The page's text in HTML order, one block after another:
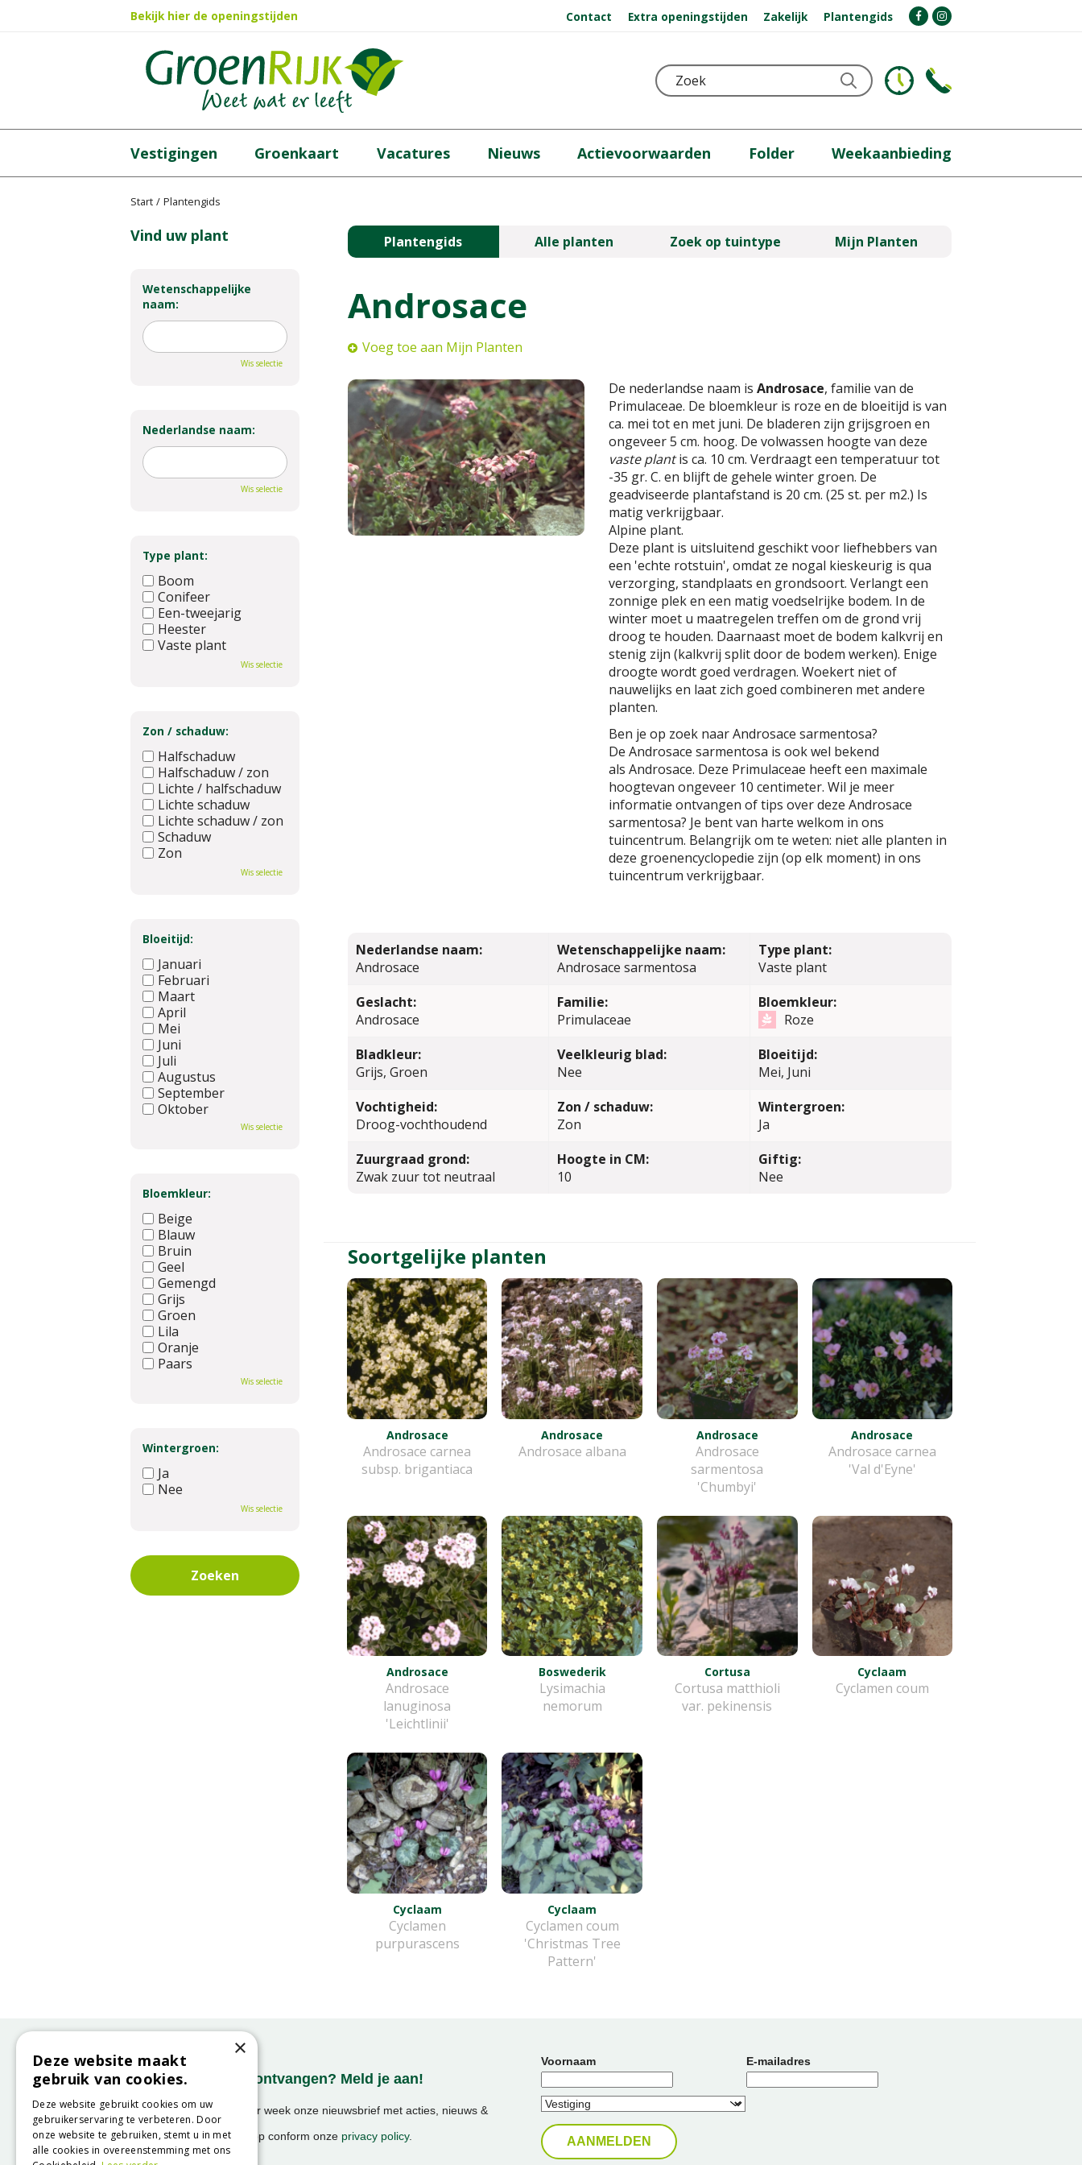
Start Plantengids
Bekijk hier de openingstijden Contact Extra openingstijden Zakelijk Plantengids
Vestigingen Groenkaart Vacatures Nieuws Actievoorwaarden Folder Weekaanbieding
Plantengids Alle planten Zoek op tuintype Mijn Planten
Androsace
Voeg toe aan Mijn Planten
De nederlandse naam is Androsace, familie van de
Primulaceae. De bloemkleur is roze en de bloeitijd is van
ca. mei tot en met juni. De bladeren zijn grijsgroen en
ongeveer 5 cm. hoog. De volwassen hoogte van deze
vaste plantis ca. 10 cm. Verdraagt een temperatuur tot
-35 gr. C. en blijft de gehele winter groen. De
geadviseerde plantafstand is 20 cm. (25 st. per m2.) Is
matig verkrijgbaar.
Alpine plant.
Deze plant is uitsluitend geschikt voor liefhebbers van
een 'echte rotstuin', omdat ze nogal kieskeurig is qua
verzorging, standplaats en grondsoort. Verlangt een
zonnige plek en een matig voedselrijke bodem. In de
winter moet u maatregelen treffen om de grond vrij
droog te houden. Daarnaast moet de bodem kalkvrij en
stenig zijn (kalkvrij split door de bodem werken). Enige
droogte wordt goed verdragen. Woekert niet of
nauwelijks en laat zich goed combineren met andere
planten.
Ben je op zoek naar Androsace sarmentosa?
De Androsace sarmentosa is ook wel bekend
als Androsace. Deze Primulaceae heeft een maximale
hoogtevan ongeveer 10 centimeter. Wil je meer
informatie ontvangen of tips over deze Androsace
sarmentosa? Je bent van harte welkom in ons
tuincentrum. Belangrijk om te weten: niet alle planten in
deze groenencyclopedie zijn (op elk moment) in ons
tuincentrum verkrijgbaar.
Nederlandse naam:
Androsace
Wetenschappelijke naam:
Androsace sarmentosa
Type plant:
Vaste plant
Geslacht:
Androsace
Familie:
Primulaceae
Bloemkleur:
Roze
Bladkleur:
Grijs, Groen
Veelkleurig blad:
Nee
Bloeitijd:
Mei, Juni
Vochtigheid:
Droog-vochthoudend
Zon / schaduw:
Zon
Wintergroen:
Ja
Zuurgraad grond:
Zwak zuur tot neutraal
Hoogte in CM:
10
Giftig:
Nee
Soortgelijke planten
Androsace
Androsace carnea
subsp. brigantiaca
Androsace
Androsace albana
Androsace
Androsace
sarmentosa
'Chumbyi'
Androsace
Androsace carnea
'Val d'Eyne'
Androsace
Androsace
lanuginosa
'Leichtlinii'
Boswederik
Lysimachia
nemorum
Cortusa
Cortusa matthioli
var. pekinensis
Cyclaam
Cyclamen coum
Cyclaam
Cyclamen
purpurascens
Cyclaam
Cyclamen coum
'Christmas Tree
Pattern'
Vind uw plant
Wetenschappelijke
naam:
Wis selectie
Nederlandse naam:
Wis selectie
Type plant:
Boom
Conifeer
Een-tweejarig
Heester
Vaste plant
Wis selectie
Zon / schaduw:
Halfschaduw
Halfschaduw / zon
Lichte / halfschaduw
Lichte schaduw
Lichte schaduw / zon
Schaduw
Zon
Wis selectie
Bloeitijd:
Januari
Februari
Maart
April
Mei
Juni
Juli
Augustus
September
Oktober
Wis selectie
Bloemkleur:
Beige
Blauw
Bruin
Geel
Gemengd
Grijs
Groen
Lila
Oranje
Paars
Wis selectie
Wintergroen:
Ja
Nee
Wis selectie
Onze nieuwsbrief ontvangen? Meld je aan!
Ontvang ongeveer 1x per week onze nieuwsbrief met acties, nieuws &
activiteiten!
We slaan uw gegevens op conform onze privacy policy.
Voornaam E-mailadres
×
Deze website maakt
gebruik van cookies.
Deze website gebruikt cookies om uw
gebruikerservaring te verbeteren. Door
onze website te gebruiken, stemt u in met
alle cookies in overeenstemming met ons